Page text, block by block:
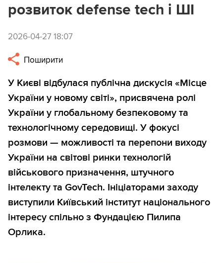
розвиток defense tech і ШІ
2026-04-27 18:07
Поширити
У Києві відбулася публічна дискусія «Місце
України у новому світі», присвячена ролі
України у глобальному безпековому та
технологічному середовищі. У фокусі
розмови — можливості та перепони виходу
України на світові ринки технологій
військового призначення, штучного
інтелекту та GovTech. Ініціаторами заходу
виступили Київський інститут національного
інтересу спільно з Фундацією Пилипа
Орлика.